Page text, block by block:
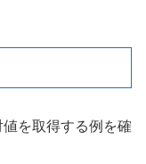
を取得する例を確